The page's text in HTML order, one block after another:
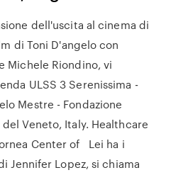
dell'uscita al cinema di
di Toni D'angelo con
Michele Riondino, vi
ULSS 3 Serenissima -
Mestre - Fondazione
Veneto, Italy. Healthcare
Center of Lei ha i
Jennifer Lopez, si chiama